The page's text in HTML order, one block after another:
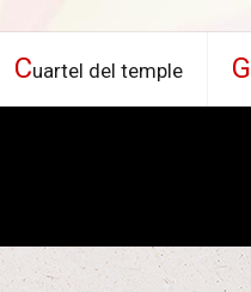
Cuartel del temple G